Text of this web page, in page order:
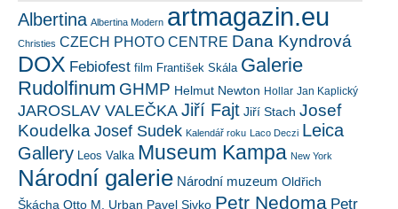
Albertina Albertina Modern artmagazin.eu
Christies CZECH PHOTO CENTRE Dana Kyndrová
DOX Febiofest film František Skála Galerie
Rudolfinum GHMP Helmut Newton Hollar Jan Kaplický
JAROSLAV VALEČKA Jiří Fajt Jiří Stach Josef
Koudelka Josef Sudek Kalendář roku Laco Deczi Leica
Gallery
Leos Valka Museum Kampa New York
Národní galerie Národní muzeum Oldřich
Škácha Otto M. Urban Pavel Sivko Petr Nedoma Petr